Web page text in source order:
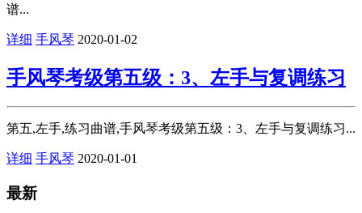
谱...
详细 手风琴 2020-01-02
手风琴考级第五级：3、左手与复调练习
第五,左手,练习曲谱,手风琴考级第五级：3、左手与复调练习...
详细 手风琴 2020-01-01
最新